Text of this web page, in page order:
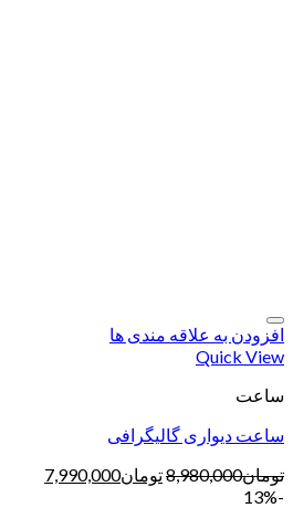
افزودن به علاقه مندی ها
Quick View
ساعت
ساعت دیواری گالیگرافی
تومان8,980,000تومان7,990,000
-13%